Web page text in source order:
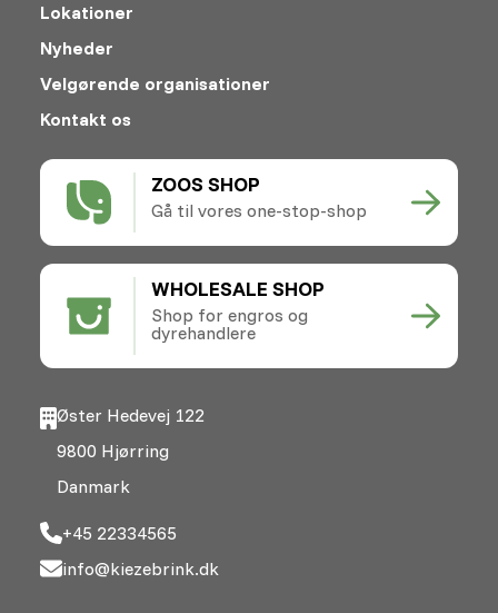
ZOOS SHOP
Gå til vores one-stop-shop
WHOLESALE SHOP
Shop for engros og
dyrehandlere
Lokationer
Nyheder
Velgørende organisationer
Kontakt os
Øster Hedevej 122
9800 Hjørring
Danmark
+45 22334565
info@kiezebrink.dk